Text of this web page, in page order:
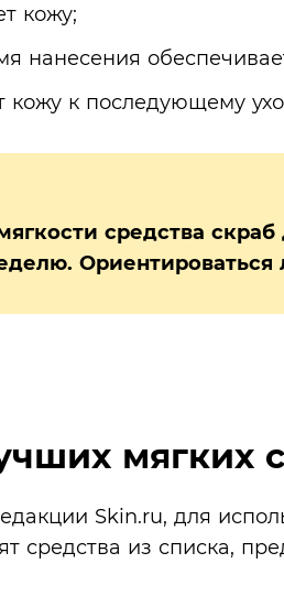
кожу;
нанесения
кожу к последующему
средства
мягких
Skin.ru, для
средства из списка,